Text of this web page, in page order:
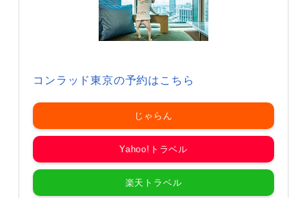
コンラッド東京の予約はこちら
じゃらん
Yahoo!トラベル
楽天トラベル